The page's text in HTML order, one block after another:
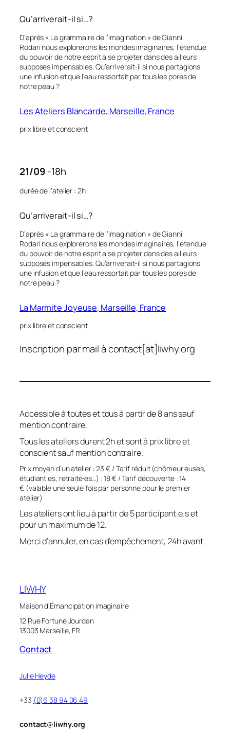
Qu’arriverait-il si…?
D’après « La grammaire de l’imagination » de Gianni
Rodari nous explorerons les mondes imaginaires, l’étendue
du pouvoir de notre esprit à se projeter dans des ailleurs
supposés impensables. Qu’arriverait-il si nous partagions
une infusion et que l’eau ressortait par tous les pores de
notre peau ?
Les Ateliers Blancarde, Marseille, France
prix libre et conscient
21/09-18h
durée de l’atelier : 2h
Qu’arriverait-il si…?
D’après « La grammaire de l’imagination » de Gianni
Rodari nous explorerons les mondes imaginaires, l’étendue
du pouvoir de notre esprit à se projeter dans des ailleurs
supposés impensables. Qu’arriverait-il si nous partagions
une infusion et que l’eau ressortait par tous les pores de
notre peau ?
La Marmite Joyeuse, Marseille, France
prix libre et conscient
Inscription par mail à contact[at]liwhy.org
Accessible à toutes et tous à partir de 8 ans sauf
mention contraire.
Tous les ateliers durent 2h et sont à prix libre et
conscient sauf mention contraire.
Prix moyen d’un atelier : 23 € / Tarif réduit (chômeur·euses,
étudiant·es, retraité·es…) : 18 € / Tarif découverte : 14
€ (valable une seule fois par personne pour le premier
atelier)
Les ateliers ont lieu à partir de 5 participant.e.s et
pour un maximum de 12.
Merci d’annuler, en cas d’empêchement, 24h avant.
LIWHY
Maison d’Émancipation imaginaire
12 Rue Fortuné Jourdan
13003 Marseille, FR
Contact
Julie Heyde
+33 (0)6 38 94 06 49
contact@liwhy.org